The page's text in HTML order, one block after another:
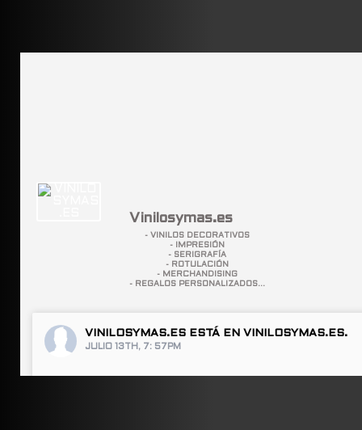
Vinilosymas.es
- VINILOS DECORATIVOS
- IMPRESIÓN
- SERIGRAFÍA
- ROTULACIÓN
- MERCHANDISING
- REGALOS PERSONALIZADOS...
VINILOSYMAS.ES ESTÁ EN VINILOSYMAS.ES.
JULIO 13TH, 7: 57PM